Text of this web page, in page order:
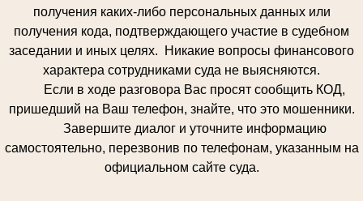
получения каких-либо персональных данных или
получения кода, подтверждающего участие в судебном
заседании и иных целях. Никакие вопросы финансового
характера сотрудниками суда не выясняются.
Если в ходе разговора Вас просят сообщить КОД,
пришедший на Ваш телефон, знайте, что это мошенники.
Завершите диалог и уточните информацию
самостоятельно, перезвонив по телефонам, указанным на
официальном сайте суда.